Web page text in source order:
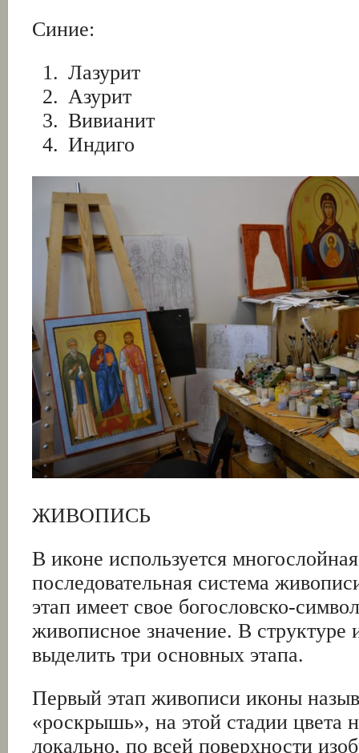
Синие:
Лазурит
Азурит
Вивианит
Индиго
ЖИВОПИСЬ
В иконе используется многослойная
последовательная система
этап имеет свое богословско-
живописное значение. В
выделить три основных этапа.
Первый этап живописи иконы
«роскрышь», на этой стадии цвета
локально, по всей поверхности